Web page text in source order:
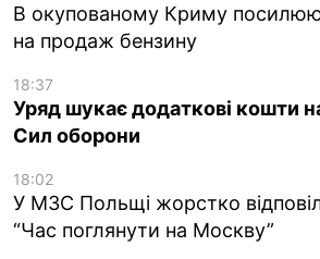
В окупованому Криму
на продаж бензину
18:37
Уряд шукає додаткові кошти
Сил оборони
18:02
У МЗС Польщі жорстко
“Час поглянути на Москву”